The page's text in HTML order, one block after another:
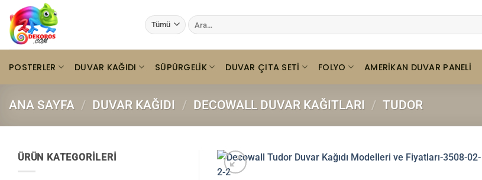
İçeriğe
atla
Ara:
POSTERLER DUVAR KAĞIDI SÜPÜRGELIK DUVAR ÇITA SETI FOLYO AMERIKAN DUVAR PANELI
ANA SAYFA / DUVAR KAĞIDI / DECOWALL DUVAR KAĞITLARI / TUDOR
ÜRÜN KATEGORILERI